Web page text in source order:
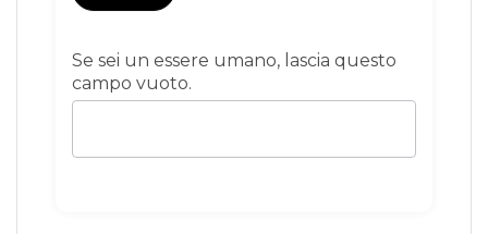
Se sei un essere umano, lascia questo
campo vuoto.